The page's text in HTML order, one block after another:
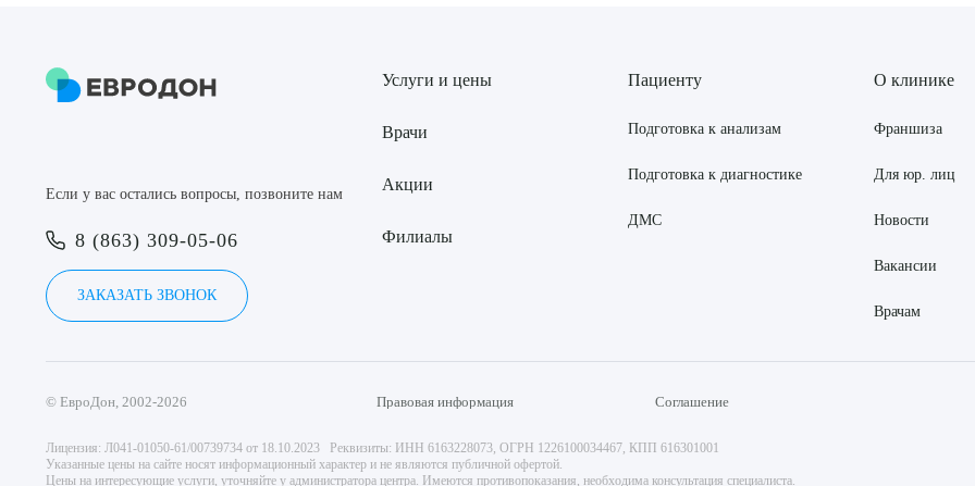
Если у вас остались вопросы, позвоните нам
8 (863) 309-05-06
ЗАКАЗАТЬ ЗВОНОК
Услуги и цены
Врачи
Акции
Филиалы
Пациенту
Подготовка к анализам
Подготовка к диагностике
ДМС
О клинике
Франшиза
Для юр. лиц
Новости
Вакансии
Врачам
© ЕвроДон, 2002-2026 Правовая информация Соглашение
Лицензия: Л041-01050-61/00739734 от 18.10.2023 Реквизиты: ИНН 6163228073, ОГРН 1226100034467, КПП 616301001
Указанные цены на сайте носят информационный характер и не являются публичной офертой.
Цены на интересующие услуги, уточняйте у администратора центра. Имеются противопоказания, необходима консультация специалиста.